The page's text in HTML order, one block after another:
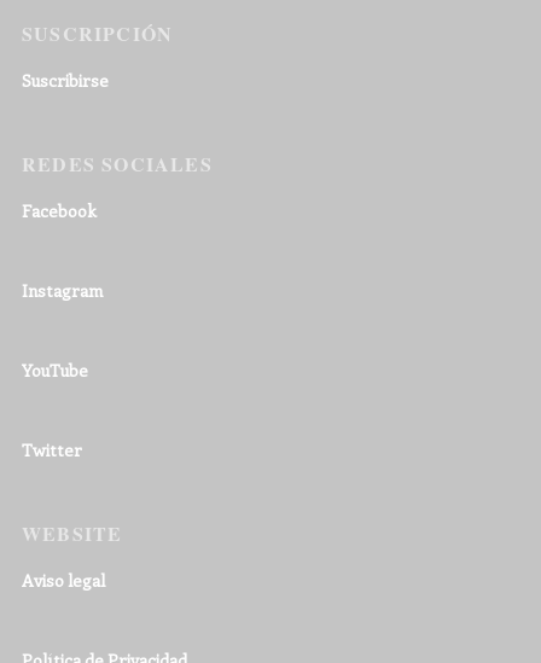
SUSCRIPCIÓN
Suscribirse
REDES SOCIALES
Facebook
Instagram
YouTube
Twitter
WEBSITE
Aviso legal